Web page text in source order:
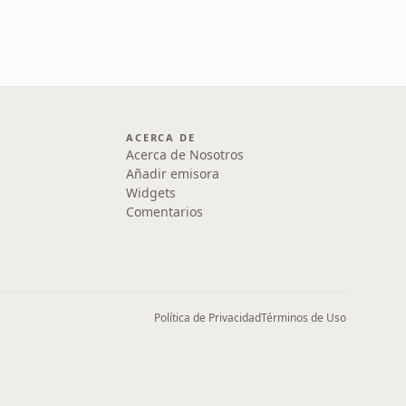
ACERCA DE
Acerca de Nosotros
Añadir emisora
Widgets
Comentarios
Política de PrivacidadTérminos de Uso